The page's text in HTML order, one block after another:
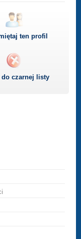
ten profil
do czarnej listy